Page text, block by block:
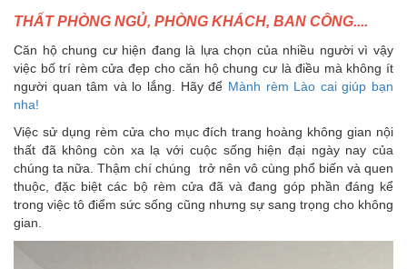
THẤT PHÒNG NGỦ, PHÒNG KHÁCH, BAN CÔNG....
Căn hộ chung cư hiện đang là lựa chọn của nhiều người vì vậy
việc bố trí rèm cửa đẹp cho căn hộ chung cư là điều mà không ít
người quan tâm và lo lắng. Hãy để Mành rèm Lào cai giúp bạn
nha!
Việc sử dụng rèm cửa cho mục đích trang hoàng không gian nội
thất đã không còn xa lạ với cuộc sống hiện đại ngày nay của
chúng ta nữa. Thậm chí chúng trở nên vô cùng phổ biến và quen
thuộc, đặc biệt các bộ rèm cửa đã và đang góp phần đáng kể
trong việc tô điểm sức sống cũng nhưng sự sang trọng cho không
gian.